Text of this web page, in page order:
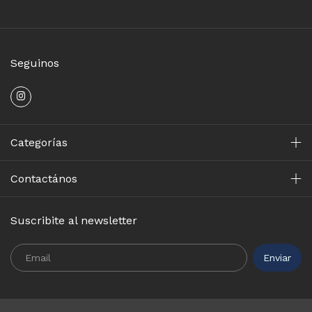
Seguinos
Categorías
Contactános
Suscribite al newsletter